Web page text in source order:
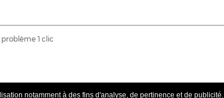
notamment à des fins d'analyse, de pertinence et de publicité.
problème 1 clic